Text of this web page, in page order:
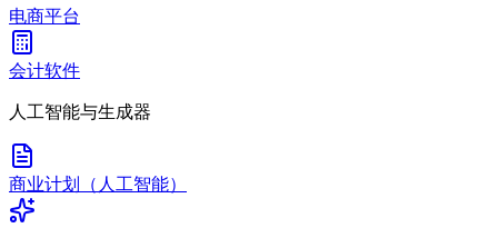
电商平台
会计软件
人工智能与生成器
商业计划（人工智能）